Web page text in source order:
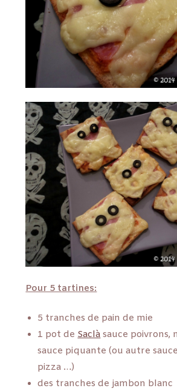
Pour 5 tartines:
5 tranches de pain de mie
1 pot deSaclàsauce poivrons,
sauce piquante (ou autre
pizza …)
des tranches de jambon blanc